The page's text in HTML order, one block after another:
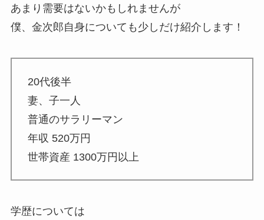
あまり需要はないかもしれませんが
僕、金次郎自身についても少しだけ紹介します！
20代後半
妻、子一人
普通のサラリーマン
年収 520万円
世帯資産 1300万円以上
学歴については